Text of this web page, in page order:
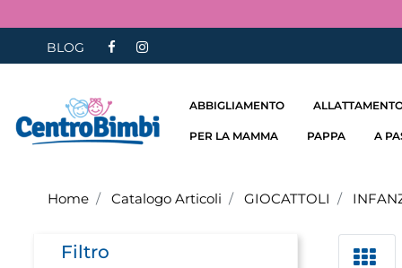
BLOG
ABBIGLIAMENTO
PER LA MAMMA PAPPA A
Home Catalogo Articoli GIOCATTOLI
Filtro